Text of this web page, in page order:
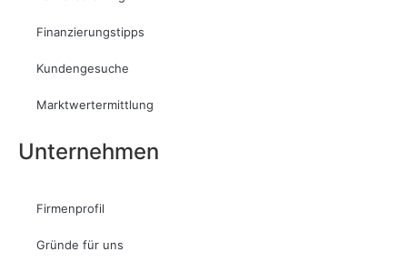
Finanzierungstipps
Kundengesuche
Marktwertermittlung
Unternehmen
Firmenprofil
Gründe für uns